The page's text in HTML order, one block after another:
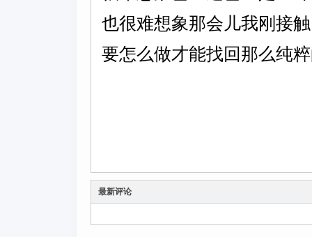
也很难想象那会儿我刚接
要怎么做才能找回那么纯
最新评论